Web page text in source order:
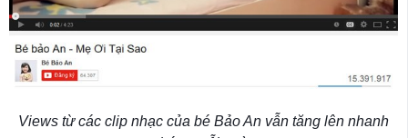
Views từ các clip nhạc của bé Bảo An vẫn tăng lên nhanh